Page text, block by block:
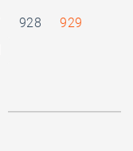
928
929